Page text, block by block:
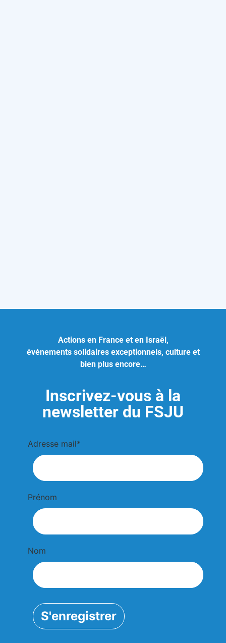
Actions en France et en Israël,
événements solidaires exceptionnels, culture et
bien plus encore…
Inscrivez-vous à la
newsletter du FSJU
Adresse mail*
Prénom
Nom